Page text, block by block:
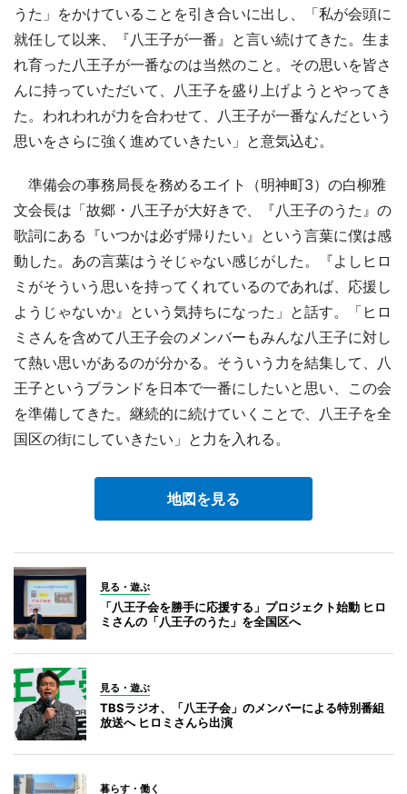
うた」をかけていることを引き合いに出し、「私が会頭に
就任して以来、『八王子が一番』と言い続けてきた。生ま
れ育った八王子が一番なのは当然のこと。その思いを皆さ
んに持っていただいて、八王子を盛り上げようとやってき
た。われわれが力を合わせて、八王子が一番なんだという
思いをさらに強く進めていきたい」と意気込む。
準備会の事務局長を務めるエイト（明神町3）の白柳雅
文会長は「故郷・八王子が大好きで、『八王子のうた』の
歌詞にある『いつかは必ず帰りたい』という言葉に僕は感
動した。あの言葉はうそじゃない感じがした。『よしヒロ
ミがそういう思いを持ってくれているのであれば、応援し
ようじゃないか』という気持ちになった」と話す。「ヒロ
ミさんを含めて八王子会のメンバーもみんな八王子に対し
て熱い思いがあるのが分かる。そういう力を結集して、八
王子というブランドを日本で一番にしたいと思い、この会
を準備してきた。継続的に続けていくことで、八王子を全
国区の街にしていきたい」と力を入れる。
地図を見る
見る・遊ぶ
「八王子会を勝手に応援する」プロジェクト始動 ヒロ
ミさんの「八王子のうた」を全国区へ
見る・遊ぶ
TBSラジオ、「八王子会」のメンバーによる特別番組
放送へ ヒロミさんら出演
暮らす・働く